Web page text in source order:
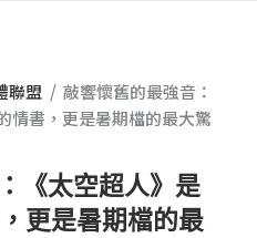
聯盟 / 敲響懷舊的最強音：
情書，更是暑期檔的最大驚
《太空超人》是
更是暑期檔的最